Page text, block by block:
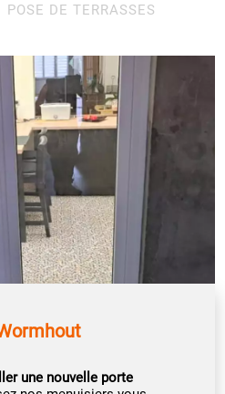
POSE DE TERRASSES
une nouvelle porte